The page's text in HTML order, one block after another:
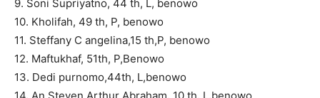
9. Soni Supriyatno, 44 th, L, benowo
10. Kholifah, 49 th, P, benowo
11. Steffany C angelina,15 th,P, benowo
12. Maftukhaf, 51th, P,Benowo
13. Dedi purnomo,44th, L,benowo